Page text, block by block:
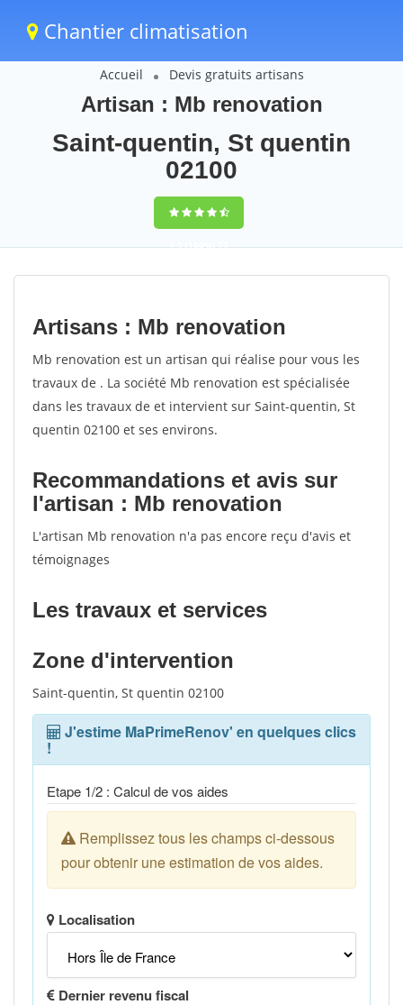
Chantier climatisation
Accueil Devis gratuits artisans
Artisan : Mb renovation
Saint-quentin, St quentin
02100
9,5(100%)77
votes
Artisans : Mb renovation
Mb renovation est un artisan qui réalise pour vous les
travaux de . La société Mb renovation est spécialisée
dans les travaux de et intervient sur Saint-quentin, St
quentin 02100 et ses environs.
Recommandations et avis sur
l'artisan : Mb renovation
L'artisan Mb renovation n'a pas encore reçu d'avis et
témoignages
Les travaux et services
Zone d'intervention
Saint-quentin, St quentin 02100